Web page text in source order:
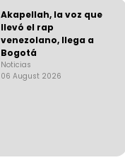
Akapellah, la voz que
llevó el rap
venezolano, llega a
Bogotá
Noticias
06 August 2026